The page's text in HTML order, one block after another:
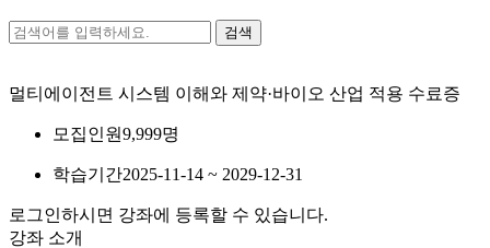
검색
멀티에이전트 시스템 이해와 제약·바이오 산업 적용 수료증
모집인원9,999명
학습기간2025-11-14 ~ 2029-12-31
로그인하시면 강좌에 등록할 수 있습니다.
강좌 소개